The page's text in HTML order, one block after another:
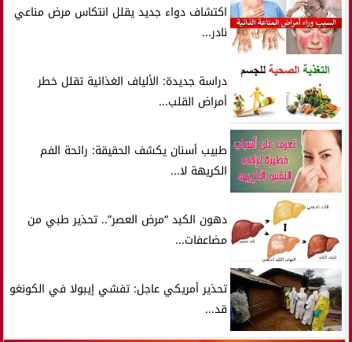
اكتشاف دواء جديد يقلل انتكاس مرض مناعي
نادر...
دراسة جديدة: الألياف الغذائية تقلل خطر
أمراض القلب...
طبيب أسنان يكشف الحقيقة: رائحة الفم
الكريهة لا...
دهون الكبد “مرض العصر”.. تحذير طبي من
مضاعفات...
تحذير أمريكي عاجل: تفشي إيبولا في الكونغو
قد...